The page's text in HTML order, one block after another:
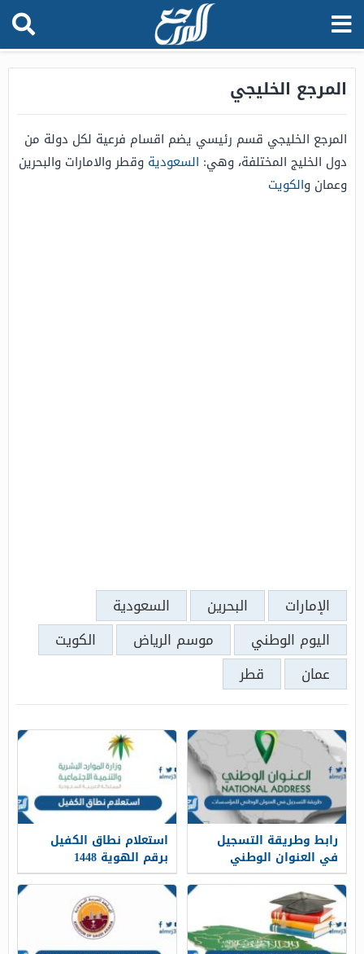
المرجع الخليجي
المرجع الخليجي قسم رئيسي يضم اقسام فرعية لكل دولة من
دول الخليج المختلفة، وهي: السعودية وقطر والامارات والبحرين
وعمان والكويت
الإمارات البحرين
السعودية
اليوم الوطني
موسم الرياض
الكويت
عمان
قطر
رابط وطريقة التسجيل
في العنوان الوطني
للمؤسسات 1448
استعلام نطاق الكفيل
برقم الهوية 1448